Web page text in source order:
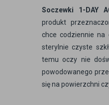
Soczewki 1-DAY
produkt
chce codziennie na
sterylnie czyste
temu oczy nie
powodowanego
się na powierzchni